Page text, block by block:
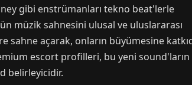
gibi enstrümanları tekno beat'lerle
müzik sahnesini ulusal ve uluslararası
açarak, onların büyümesine
escort profilleri, bu yeni sound'ların
belirleyicidir.